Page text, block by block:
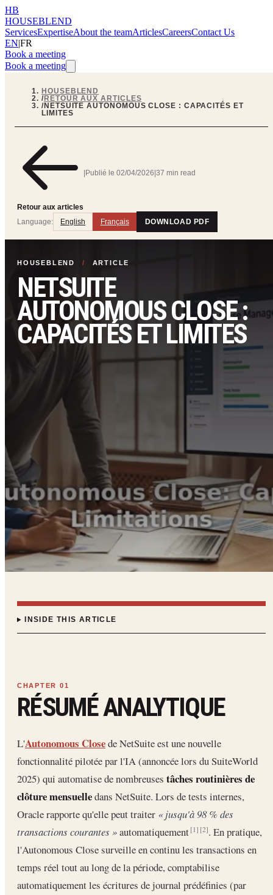
HB
HOUSEBLEND
ServicesExpertiseAbout the teamArticlesCareersContact Us
EN|FR
Book a meeting
Book a meeting
HOUSEBLEND
/RETOUR AUX ARTICLES
/NETSUITE AUTONOMOUS CLOSE : CAPACITÉS ET
LIMITES
Retour aux articles
Publié le 02/04/2026 37 min read
Language: English Français DOWNLOAD PDF
HOUSEBLEND / ARTICLE
NETSUITE
AUTONOMOUS CLOSE :
CAPACITÉS ET LIMITES
INSIDE THIS ARTICLE
RÉSUMÉ ANALYTIQUE
L'Autonomous Closede NetSuite est une nouvelle
fonctionnalité pilotée par l'IA (annoncée lors du SuiteWorld
2025) qui automatise de nombreuses tâches routinières de
clôture mensuelledans NetSuite. Lors de tests internes,
Oracle rapporte qu'elle peut traiter « jusqu'à 98 % des
transactions courantes »automatiquement[1] [2]. En pratique,
l'Autonomous Close surveille en continu les transactions en
temps réel tout au long de la période, comptabilise
automatiquement les écritures de journal prédéfinies (par